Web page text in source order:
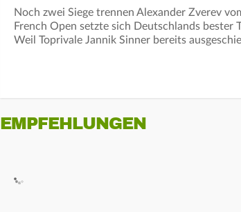
Noch zwei Siege trennen Alexander Zverev
French Open setzte sich Deutschlands bester
Weil Toprivale Jannik Sinner bereits
EMPFEHLUNGEN